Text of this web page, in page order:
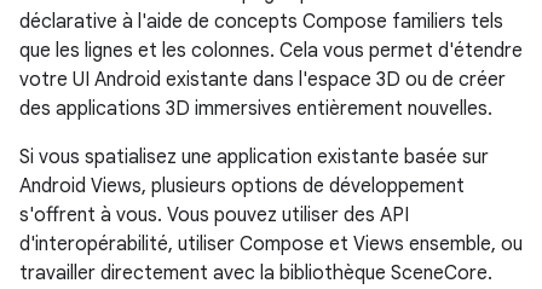
déclarative à l'aide de concepts Compose familiers tels
que les lignes et les colonnes. Cela vous permet d'étendre
votre UI Android existante dans l'espace 3D ou de créer
des applications 3D immersives entièrement nouvelles.
Si vous spatialisez une application existante basée sur
Android Views, plusieurs options de développement
s'offrent à vous. Vous pouvez utiliser des API
d'interopérabilité, utiliser Compose et Views ensemble, ou
travailler directement avec la bibliothèque SceneCore.